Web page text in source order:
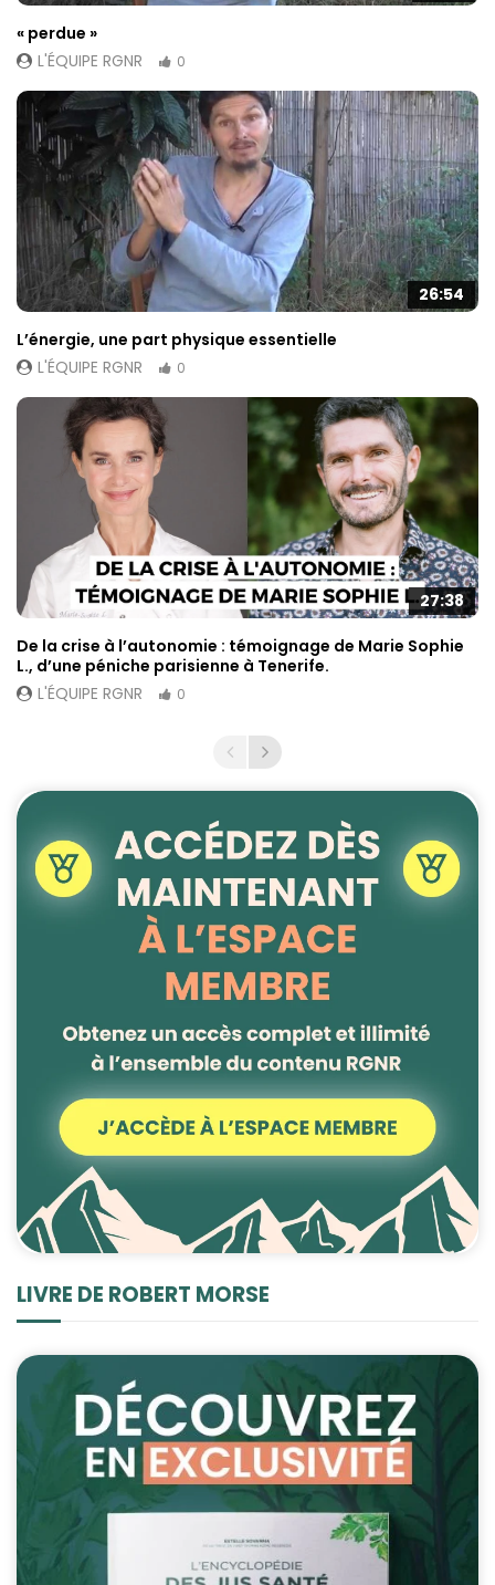
« perdue »
L'ÉQUIPE RGNR
0
26:54
L’énergie, une part physique essentielle
L'ÉQUIPE RGNR
0
27:38
De la crise à l’autonomie : témoignage de Marie Sophie
L., d’une péniche parisienne à Tenerife.
L'ÉQUIPE RGNR
0
LIVRE DE ROBERT MORSE